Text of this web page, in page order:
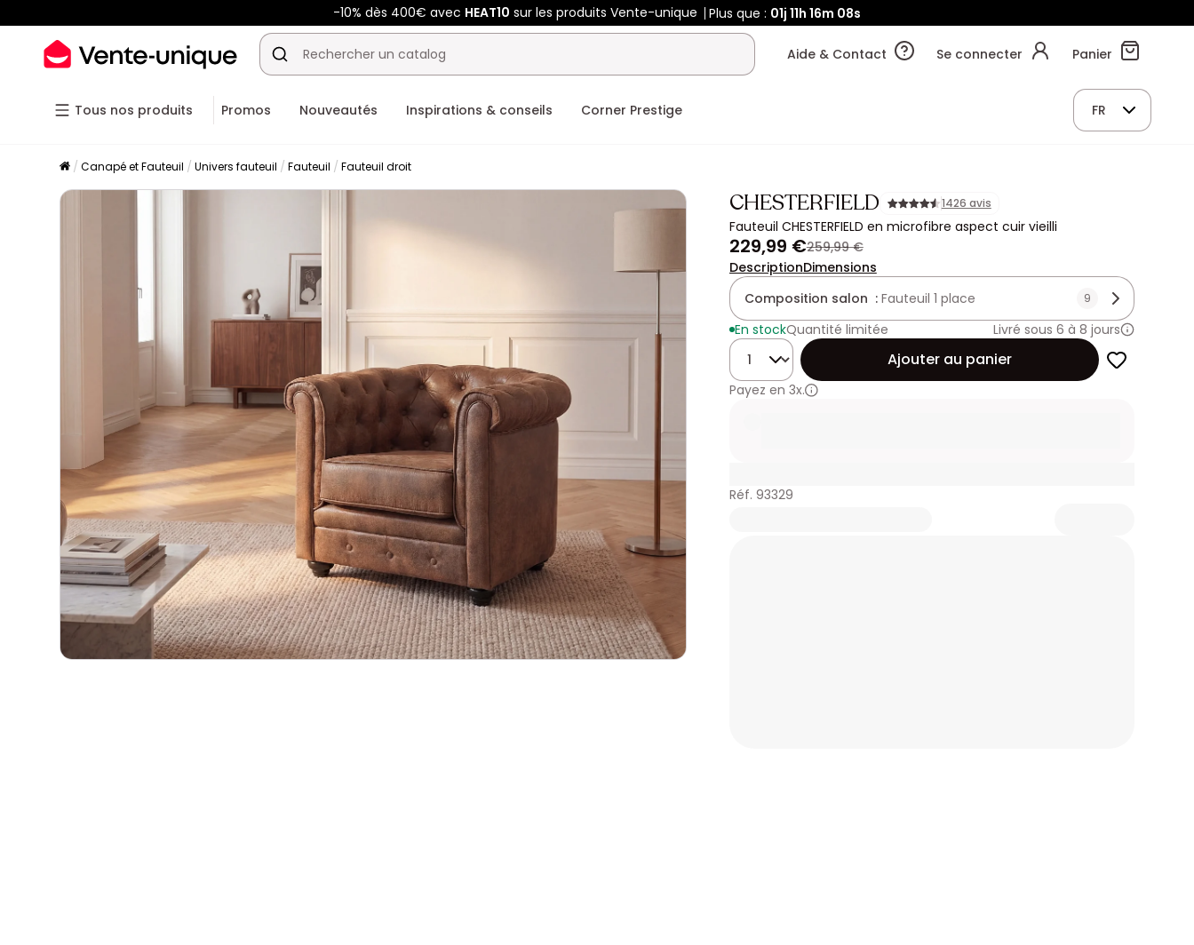
-10% dès 400€ avec HEAT10 sur les produits Vente-unique Plus que : 01j 11h 16m 06s
Aide & Contact Se connecter Panier
Tous nos produits Promos Nouveautés Inspirations & conseils Corner Prestige FR
Canapé et Fauteuil Univers fauteuil Fauteuil Fauteuil droit
CHESTERFIELD 1426 avis
Fauteuil CHESTERFIELD en microfibre aspect cuir vieilli
229,99 €259,99 €
DescriptionDimensions
Composition salon : Fauteuil 1 place 9
En stockQuantité limitée
Livré sous 6 à 8 jours
Quantité
Ajouter au panier
Payez en 3x.
Réf. 93329